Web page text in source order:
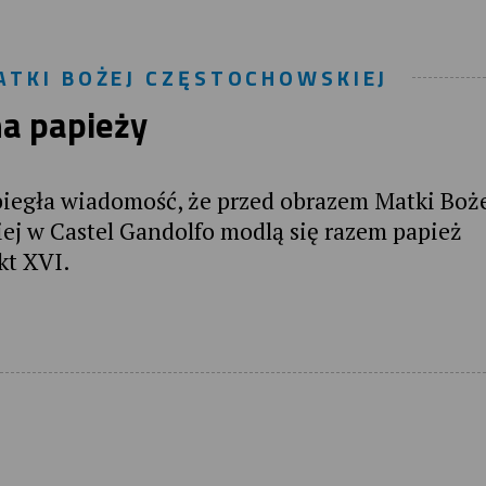
BOŻEJ CZĘSTOCHOWSKIEJ
papieży
wiadomość, że przed obrazem Matki
w Castel Gandolfo modlą się razem papież
XVI.